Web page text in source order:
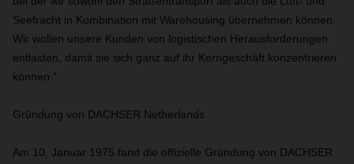
Seefracht in Kombination mit Warehousing übernehmen können.
Wir wollen unsere Kunden von logistischen Herausforderungen
entlasten, damit sie sich ganz auf ihr Kerngeschäft konzentrieren
können."
Gründung von DACHSER Netherlands
Am 10. Januar 1975 fand die offizielle Gründung von DACHSER